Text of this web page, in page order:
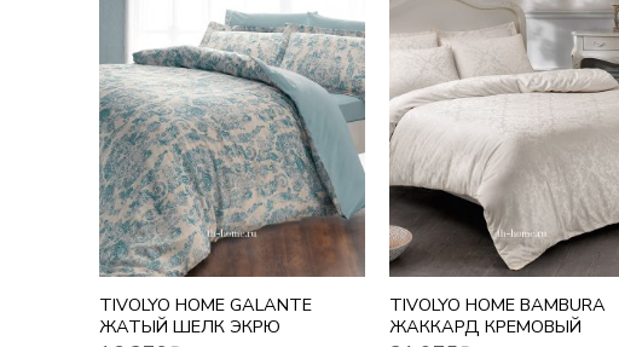
TIVOLYO HOME GALANTE
ЖАТЫЙ ШЕЛК ЭКРЮ
16,279₽
TIVOLYO HOME BAMBURA
ЖАККАРД КРЕМОВЫЙ
21,075₽